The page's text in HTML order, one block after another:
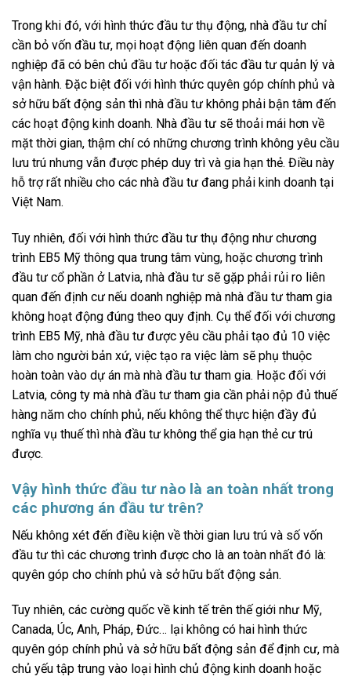
Trong khi đó, với hình thức đầu tư thụ động, nhà đầu tư chỉ
cần bỏ vốn đầu tư, mọi hoạt động liên quan đến doanh
nghiệp đã có bên chủ đầu tư hoặc đối tác đầu tư quản lý và
vận hành. Đặc biệt đối với hình thức quyên góp chính phủ và
sở hữu bất động sản thì nhà đầu tư không phải bận tâm đến
các hoạt động kinh doanh. Nhà đầu tư sẽ thoải mái hơn về
mặt thời gian, thậm chí có những chương trình không yêu cầu
lưu trú nhưng vẫn được phép duy trì và gia hạn thẻ. Điều này
hỗ trợ rất nhiều cho các nhà đầu tư đang phải kinh doanh tại
Việt Nam.
Tuy nhiên, đối với hình thức đầu tư thụ động như chương
trình EB5 Mỹ thông qua trung tâm vùng, hoặc chương trình
đầu tư cổ phần ở Latvia, nhà đầu tư sẽ gặp phải rủi ro liên
quan đến định cư nếu doanh nghiệp mà nhà đầu tư tham gia
không hoạt động đúng theo quy định. Cụ thể đối với chương
trình EB5 Mỹ, nhà đầu tư được yêu cầu phải tạo đủ 10 việc
làm cho người bản xứ, việc tạo ra việc làm sẽ phụ thuộc
hoàn toàn vào dự án mà nhà đầu tư tham gia. Hoặc đối với
Latvia, công ty mà nhà đầu tư tham gia cần phải nộp đủ thuế
hàng năm cho chính phủ, nếu không thể thực hiện đầy đủ
nghĩa vụ thuế thì nhà đầu tư không thể gia hạn thẻ cư trú
được.
Vậy hình thức đầu tư nào là an toàn nhất trong
các phương án đầu tư trên?
Nếu không xét đến điều kiện về thời gian lưu trú và số vốn
đầu tư thì các chương trình được cho là an toàn nhất đó là:
quyên góp cho chính phủ và sở hữu bất động sản.
Tuy nhiên, các cường quốc về kinh tế trên thế giới như Mỹ,
Canada, Úc, Anh, Pháp, Đức… lại không có hai hình thức
quyên góp chính phủ và sở hữu bất động sản để định cư, mà
chủ yếu tập trung vào loại hình chủ động kinh doanh hoặc